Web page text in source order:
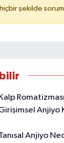
şekilde
Anjiyo
Anjiyo